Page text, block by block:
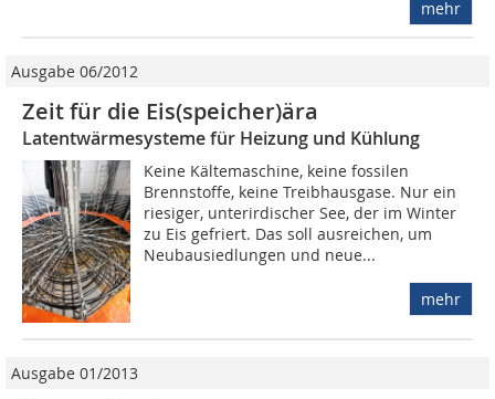
mehr
Ausgabe 06/2012
Zeit für die Eis(speicher)ära
Latentwärmesysteme für Heizung und Kühlung
Keine Kältemaschine, keine fossilen
Brennstoffe, keine Treibhausgase. Nur ein
riesiger, unterirdischer See, der im Winter
zu Eis gefriert. Das soll ausreichen, um
Neubausiedlungen und neue...
mehr
Ausgabe 01/2013